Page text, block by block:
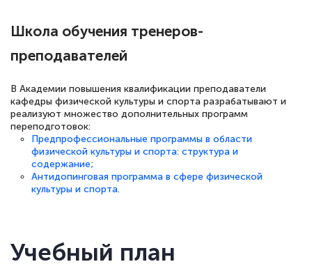
Знаток города 7 уровня
10 марта 2026
быстро ответили, разъяснили все детали.
Обучение понравилось: огромное
количество тематической литературы,
пособий и учебников доступно на время
прохождения курса, удобная система
аттестации, проблем не возникло ни на
Школа обучения тренеров-
преподавателей
В Академии повышения квалификации преподаватели
кафедры физической культуры и спорта разрабатывают и
реализуют множество дополнительных программ
переподготовок:
Предпрофессиональные программы в области
физической культуры и спорта: структура и
содержание;
Антидопинговая программа в сфере физической
культуры и спорта.
Учебный план